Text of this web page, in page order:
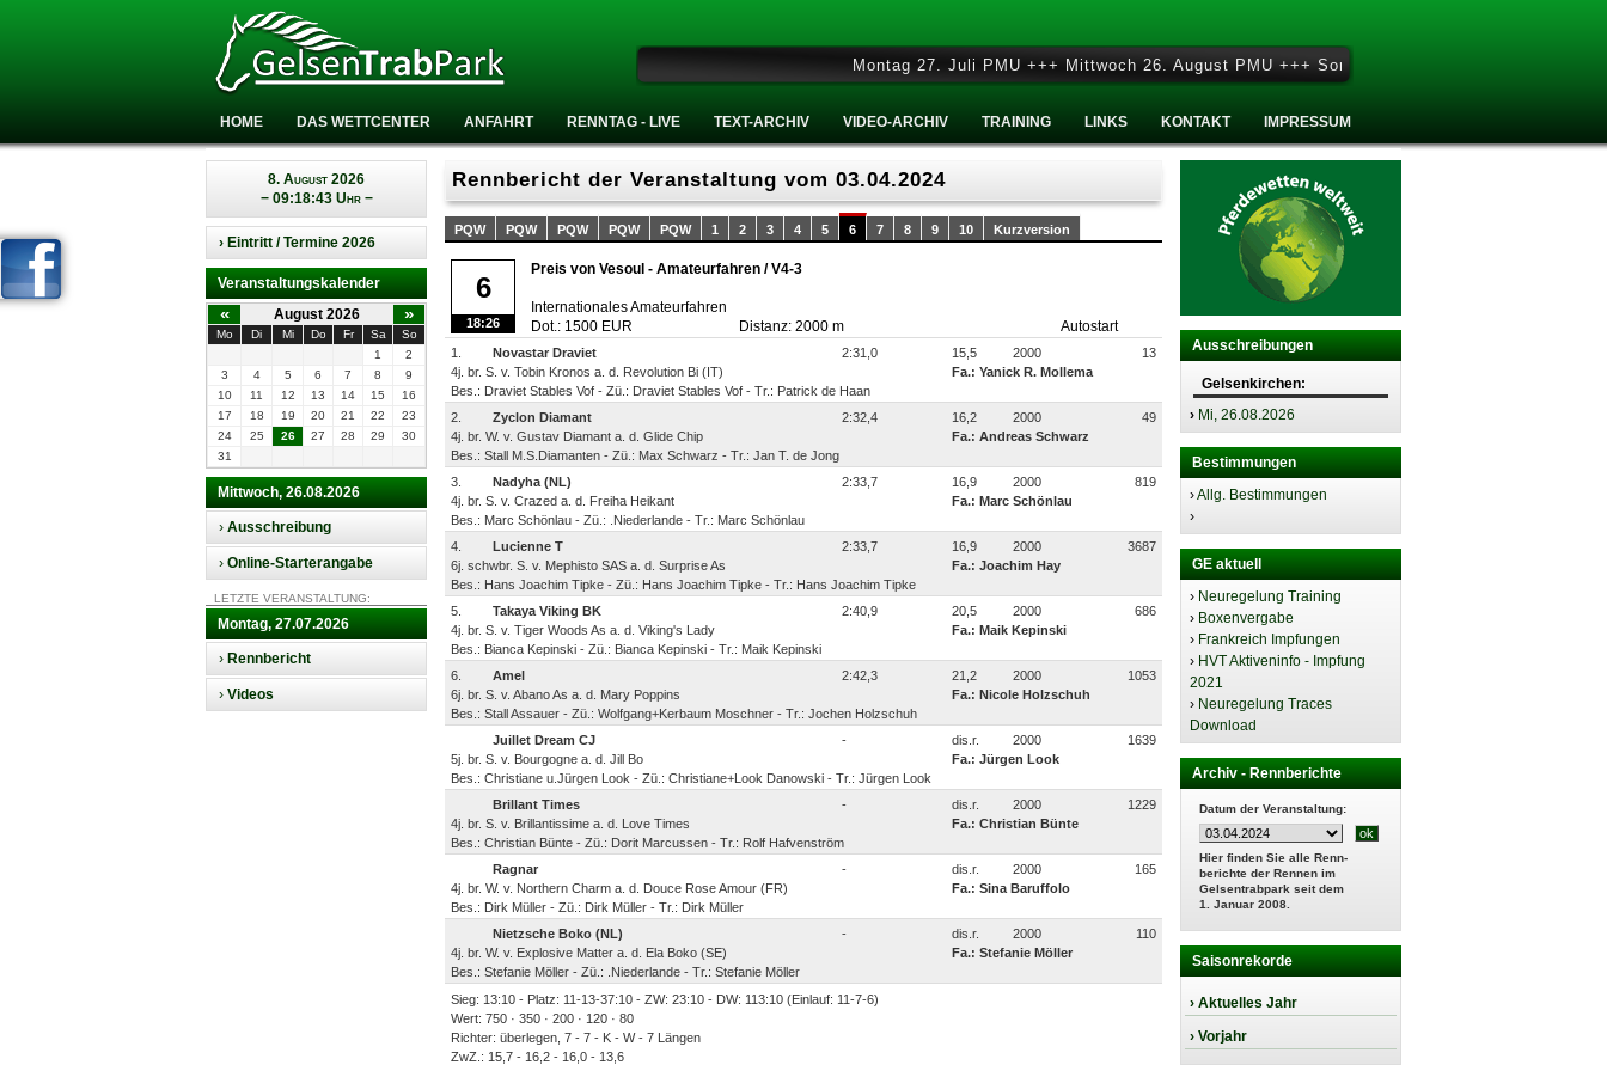
Montag 27. Juli PMU +++ Mittwoch 26. August PMU +++ Sonntag 27. September - Sonntag
HOME DAS WETTCENTER ANFAHRT RENNTAG - LIVE TEXT-ARCHIV VIDEO-ARCHIV TRAINING LINKS KONTAKT IMPRESSUM
8. August 2026
− 09:18:43 Uhr −
› Eintritt / Termine 2026
Veranstaltungskalender
« August 2026 »
Mo Di Mi Do Fr Sa
So
1
2
3
4 5 6 7 8
9
10
11 12 13 14 15
16
17
18 19 20 21 22
23
24
25 26 27 28 29
30
31
Mittwoch, 26.08.2026
› Ausschreibung
› Online-Starterangabe
LETZTE VERANSTALTUNG:
Montag, 27.07.2026
› Rennbericht
› Videos
Rennbericht der Veranstaltung vom 03.04.2024
PQW PQW PQW PQW PQW 1 2 3 4 5 6 7 8 9 10 Kurzversion
6
18:26
Preis von Vesoul - Amateurfahren / V4-3
Internationales Amateurfahren
Dot.: 1500 EUR
Distanz: 2000 m Autostart
1. Novastar Draviet 2:31,0 15,5 2000
13
4j. br. S. v. Tobin Kronos a. d. Revolution Bi (IT)
Fa.: Yanick R. Mollema
Bes.: Draviet Stables Vof - Zü.: Draviet Stables Vof - Tr.: Patrick de Haan
2.
Zyclon Diamant 2:32,4 16,2 2000
49
4j. br. W. v. Gustav Diamant a. d. Glide Chip
Fa.: Andreas Schwarz
Bes.: Stall M.S.Diamanten - Zü.: Max Schwarz - Tr.: Jan T. de Jong
3.
Nadyha (NL) 2:33,7 16,9 2000
819
4j. br. S. v. Crazed a. d. Freiha Heikant
Fa.: Marc Schönlau
Bes.: Marc Schönlau - Zü.: .Niederlande - Tr.: Marc Schönlau
4.
Lucienne T 2:33,7 16,9 2000
3687
6j. schwbr. S. v. Mephisto SAS a. d. Surprise As
Fa.: Joachim Hay
Bes.: Hans Joachim Tipke - Zü.: Hans Joachim Tipke - Tr.: Hans Joachim Tipke
5.
Takaya Viking BK 2:40,9 20,5 2000
686
4j. br. S. v. Tiger Woods As a. d. Viking's Lady
Fa.: Maik Kepinski
Bes.: Bianca Kepinski - Zü.: Bianca Kepinski - Tr.: Maik Kepinski
6.
Amel 2:42,3 21,2 2000
1053
6j. br. S. v. Abano As a. d. Mary Poppins
Fa.: Nicole Holzschuh
Bes.: Stall Assauer - Zü.: Wolfgang+Kerbaum Moschner - Tr.: Jochen Holzschuh
Juillet Dream CJ
- dis.r. 2000
1639
5j. br. S. v. Bourgogne a. d. Jill Bo
Fa.: Jürgen Look
Bes.: Christiane u.Jürgen Look - Zü.: Christiane+Look Danowski - Tr.: Jürgen Look
Brillant Times
- dis.r. 2000
1229
4j. br. S. v. Brillantissime a. d. Love Times
Fa.: Christian Bünte
Bes.: Christian Bünte - Zü.: Dorit Marcussen - Tr.: Rolf Hafvenström
Ragnar
- dis.r. 2000
165
4j. br. W. v. Northern Charm a. d. Douce Rose Amour (FR)
Fa.: Sina Baruffolo
Bes.: Dirk Müller - Zü.: Dirk Müller - Tr.: Dirk Müller
Nietzsche Boko (NL)
- dis.r. 2000
110
4j. br. W. v. Explosive Matter a. d. Ela Boko (SE)
Fa.: Stefanie Möller
Bes.: Stefanie Möller - Zü.: .Niederlande - Tr.: Stefanie Möller
Sieg: 13:10 - Platz: 11-13-37:10 - ZW: 23:10 - DW: 113:10 (Einlauf: 11-7-6)
Wert: 750 · 350 · 200 · 120 · 80
Richter: überlegen, 7 - 7 - K - W - 7 Längen
ZwZ.: 15,7 - 16,2 - 16,0 - 13,6
Ausschreibungen
Gelsenkirchen:
› Mi, 26.08.2026
Bestimmungen
›Allg. Bestimmungen
›
GE aktuell
› Neuregelung Training
› Boxenvergabe
› Frankreich Impfungen
› HVT Aktiveninfo - Impfung
2021
› Neuregelung Traces
Download
Archiv - Rennberichte
Datum der Veranstaltung:
Hier finden Sie alle Renn-
berichte der Rennen im
Gelsentrabpark seit dem
1. Januar 2008.
Saisonrekorde
› Aktuelles Jahr
› Vorjahr